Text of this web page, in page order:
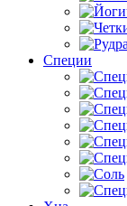
Специи